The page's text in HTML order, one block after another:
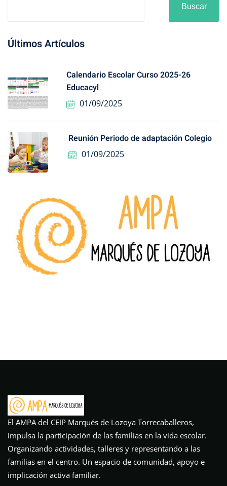
Buscar
Últimos Artículos
Calendario Escolar Curso 2025-26
Educacyl
01/09/2025
Reunión Periodo de adaptación Colegio
01/09/2025
El AMPA del CEIP Marqués de Lozoya Torrecaballeros,
impulsa la participación de las familias en la vida escolar.
Organizando actividades, talleres y representando a las
familias en el centro. Un espacio de comunidad, apoyo e
implicación activa familiar.